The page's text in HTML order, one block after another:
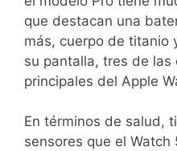
que destacan una
más, cuerpo de titanio
su pantalla, tres de las
principales del Apple
En términos de salud,
sensores que el Watch